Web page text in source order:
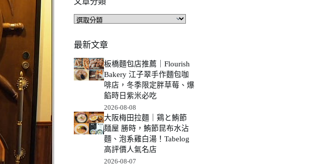
文
分
類
最新文章
板橋麵包店推薦｜Flourish
Bakery 江子翠手作麵包咖
啡店，冬季限定胖草莓、爆
餡時日紫米必吃
2026-08-08
大阪梅田拉麵｜鶏と鮪節
麺屋 勝時，鮪節昆布水沾
麵、泡系雞白湯！Tabelog
高評價人氣名店
2026-08-07